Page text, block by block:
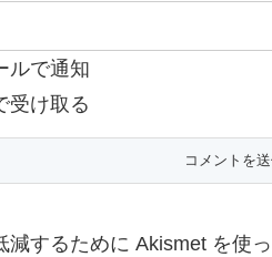
ルで通知
受け取る
するために Akismet を使っ